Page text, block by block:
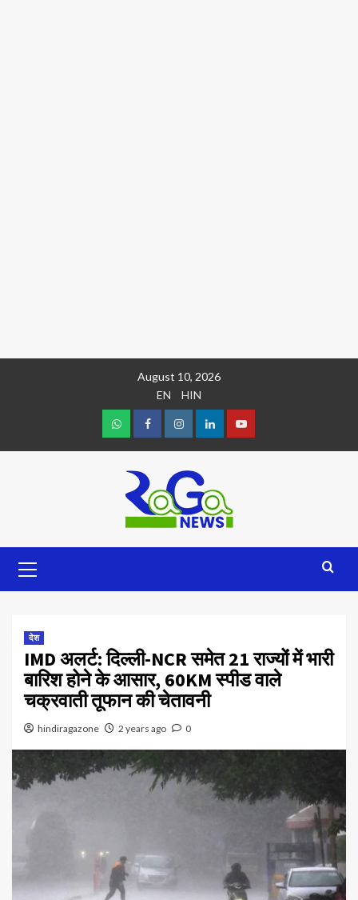
August 10, 2026
EN
HIN
देश
IMD अलर्ट: दिल्ली-NCR समेत 21 राज्यों में भारी
बारिश होने के आसार, 60KM स्पीड वाले
चक्रवाती तूफान की चेतावनी
hindiragazone 2 years ago 0